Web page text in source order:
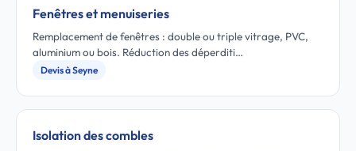
Fenêtres et menuiseries
Remplacement de fenêtres : double ou triple vitrage, PVC,
aluminium ou bois. Réduction des déperditi…
Devis à Seyne
Isolation des combles